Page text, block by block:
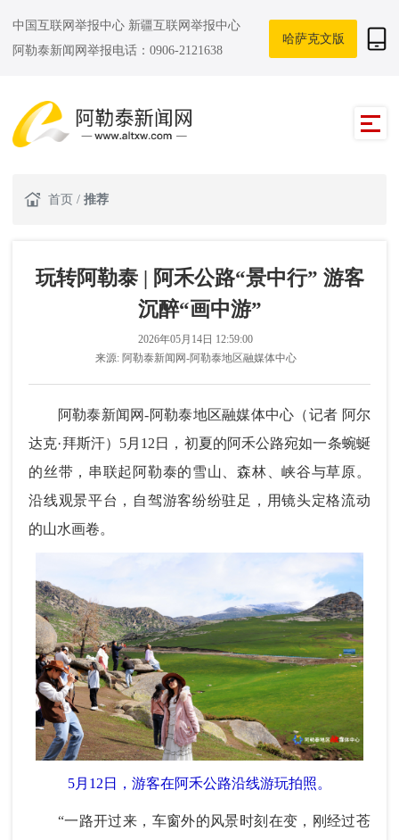
中国互联网举报中心 新疆互联网举报中心
阿勒泰新闻网举报电话：0906-2121638
哈萨克文版
首页 / 推荐
玩转阿勒泰 | 阿禾公路“景中行” 游客
沉醉“画中游”
2026年05月14日 12:59:00
来源: 阿勒泰新闻网-阿勒泰地区融媒体中心
阿勒泰新闻网-阿勒泰地区融媒体中心 （记者 阿尔
达克·拜斯汗）5月12日，初夏的阿禾公路宛如一条蜿蜒
的丝带，串联起阿勒泰的雪山、森林、峡谷与草原。
沿线观景平台，自驾游客纷纷驻足，用镜头定格流动
的山水画卷。
5月12日，游客在阿禾公路沿线游玩拍照。
“一路开过来，车窗外的风景时刻在变，刚经过苍